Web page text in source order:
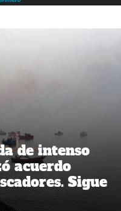
de intenso
acuerdo
Sigue